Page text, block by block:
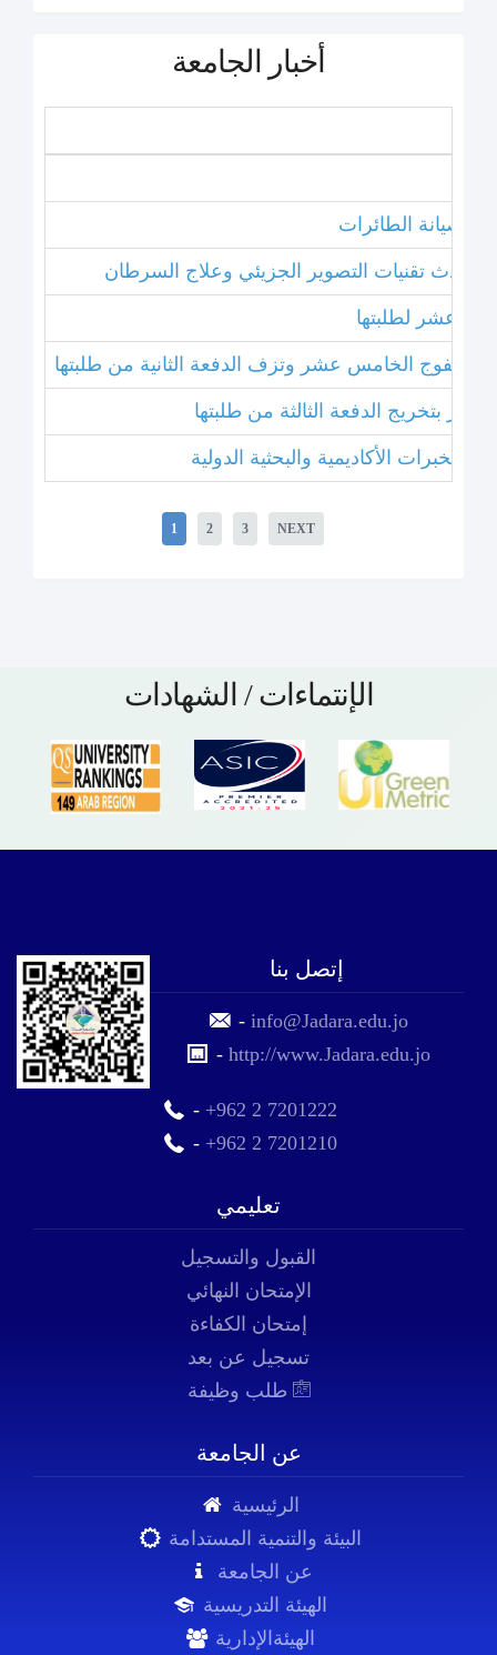
أخبار الجامعة
صيانة الطائرات
أحدث تقنيات التصوير الجزيئي وعلاج السرطان
عشر لطلبتها
الفوج الخامس عشر وتزف الدفعة الثانية من طلبتها
بتخريج الدفعة الثالثة من طلبتها
1 2 3 NEXT
الإنتماءات / الشهادات
إتصل بنا
-info@Jadara.edu.jo
-http://www.Jadara.edu.jo
- +962 2 7201222
- +962 2 7201210
تعليمي
القبول والتسجيل
الإمتحان النهائي
إمتحان الكفاءة
تسجيل عن بعد
عن الجامعة
الرئيسية
البيئة والتنمية المستدامة
عن الجامعة
الهيئة التدريسية
الهيئةالإدارية